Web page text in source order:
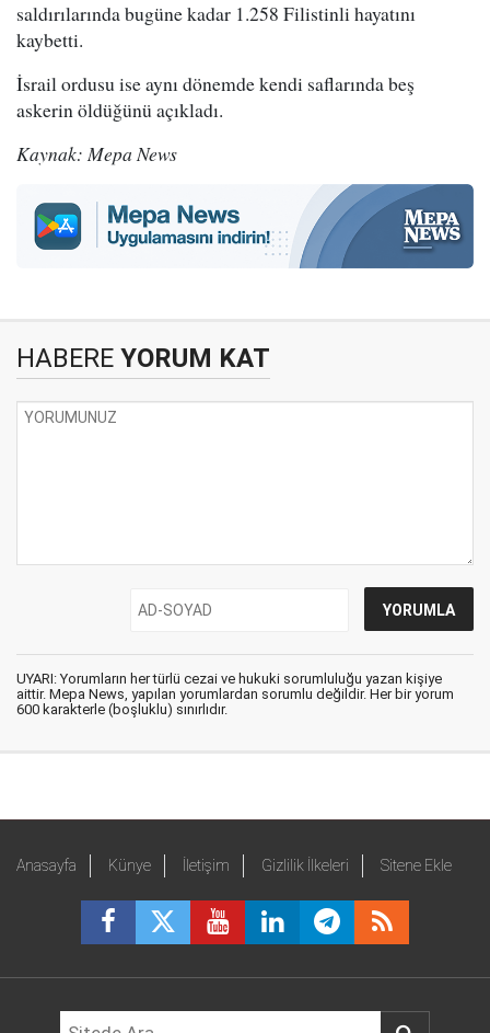
saldırılarında bugüne kadar 1.258 Filistinli hayatını
kaybetti.
İsrail ordusu ise aynı dönemde kendi saflarında beş
askerin öldüğünü açıkladı.
Kaynak: Mepa News
HABERE YORUM KAT
UYARI: Yorumların her türlü cezai ve hukuki sorumluluğu yazan kişiye
aittir. Mepa News, yapılan yorumlardan sorumlu değildir. Her bir yorum
600 karakterle (boşluklu) sınırlıdır.
Anasayfa Künye İletişim Gizlilik İlkeleri Sitene Ekle